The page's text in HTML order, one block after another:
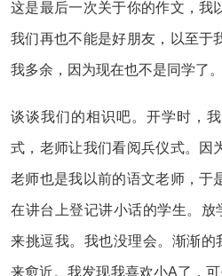
这是最后一次关于你的作文，我
我们再也不能是好朋友，以至于
我多余，因为现在也不是同学了。
谈谈我们的相识吧。开学时，
式，老师让我们看阅兵仪式。因
老师也是我以前的语文老师，于
在讲台上登记讲小话的学生。
来挑逗我。我也没理会。渐渐的
来愈近。我发现我喜欢小A了，